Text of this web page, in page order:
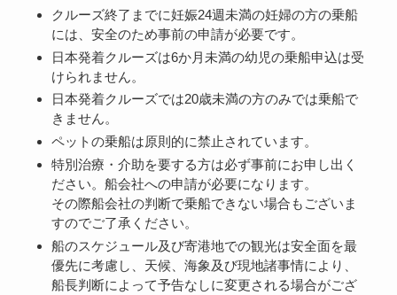
クルーズ終了までに妊娠24週未満の妊婦の方の乗船
には、安全のため事前の申請が必要です。
日本発着クルーズは6か月未満の幼児の乗船申込は受
けられません。
日本発着クルーズでは20歳未満の方のみでは乗船で
きません。
ペットの乗船は原則的に禁止されています。
特別治療・介助を要する方は必ず事前にお申し出く
ださい。船会社への申請が必要になります。
その際船会社の判断で乗船できない場合もございま
すのでご了承ください。
船のスケジュール及び寄港地での観光は安全面を最
優先に考慮し、天候、海象及び現地諸事情により、
船長判断によって予告なしに変更される場合がござ